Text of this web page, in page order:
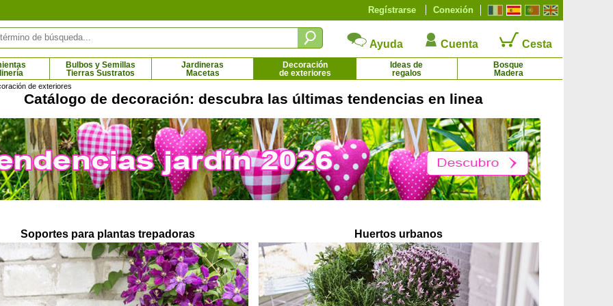
Conexión
Regístrarse
Ayuda Cuenta Cesta
Bulbos y Semillas
Tierras Sustratos
Jardineras
Macetas
Decoración
de exteriores
Ideas de
regalos
Bosque
Madera
blanca
€ - 8.61 €
Acacia de Constantinopla 'Ombrella'
9.69 € - 96.84 €
Acebo
1.65 € - 4.92 €
Acebo crenata bola
21.04 € - 41.66 €
de exteriores
Catálogo de decoración: descubra las últimas tendencias en linea
Soportes para plantas trepadoras Huertos urbanos